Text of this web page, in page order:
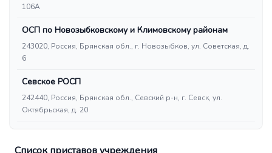
106А
ОСП по Новозыбковскому и Климовскому районам
243020, Россия, Брянская обл., г. Новозыбков, ул. Советская, д.
6
Севское РОСП
242440, Россия, Брянская обл., Севский р-н, г. Севск, ул.
Октябрьская, д. 20